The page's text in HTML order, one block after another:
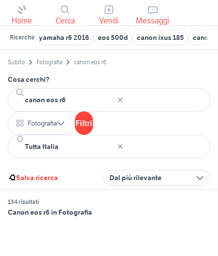
Home Cerca Vendi Messaggi
Ricerche yamaha r6 2016 eos 500d canon ixus 185 canon
Subito Fotografia canon eos r6
Cosa cerchi?
Fotografia Filtri
Salva ricerca Dal più rilevante
134 risultati
Canon eos r6 in Fotografia